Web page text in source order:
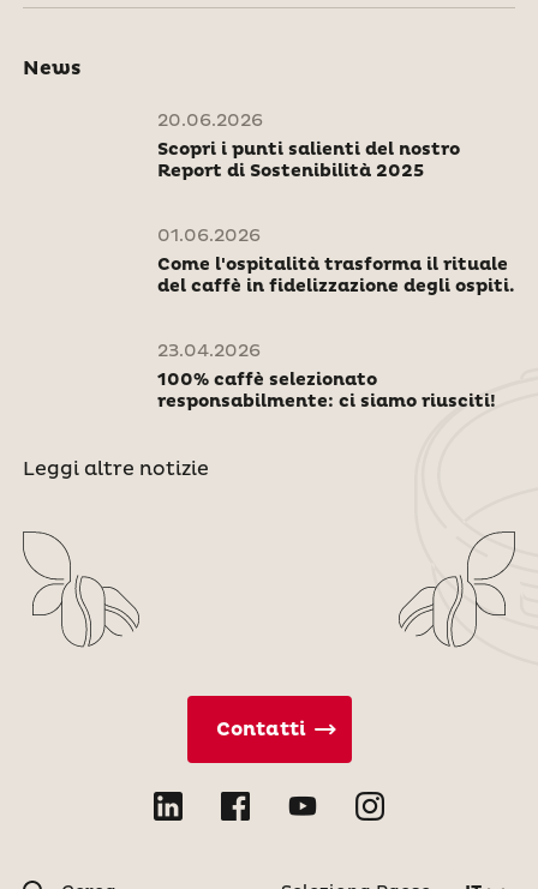
News
20.06.2026
Scopri i punti salienti del nostro
Report di Sostenibilità 2025
01.06.2026
Come l'ospitalità trasforma il rituale
del caffè in fidelizzazione degli ospiti.
23.04.2026
100% caffè selezionato
responsabilmente: ci siamo riusciti!
Leggi altre notizie
Contatti